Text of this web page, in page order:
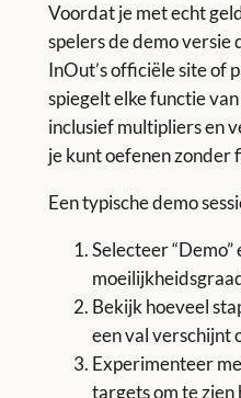
Voordat je met echt
spelers de demo versie
InOut’s officiële site of
spiegelt elke functie
inclusief multipliers en
je kunt oefenen zonder
Een typische demo
Selecteer “Demo”
Bekijk hoeveel
een val verschijnt
Experimenteer
targets om te zien